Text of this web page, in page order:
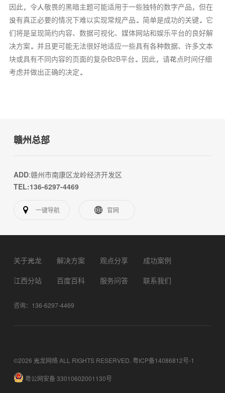
因此，令人敬畏的黑暗主题可能适用于一些独特的数字产品，但在
没有真正必要的情况下难以实现常规产品。简单是成功的关键。它
们将是呈现简约内容、数据可视化、媒体网站和娱乐平台的良好解
决方案。并且更可能无法很好地适应一些具有各种数据、许多文本
块或具有不同内容的页面的复杂B2B平台。因此，请花点时间仔细
考虑并做出正确的决定。
赣州总部
ADD:赣州市南康区龙岭经济开发区
TEL:136-6297-4469
一键导航 官网
关于光龙 解决方案 观点分享
成功案例
江西分站
百度百科 服务问答 联系我们
咨询：136-6297-4469
©2026 光龙网络 ALL RIGHTS RESERVED. 粤ICP备14086812号-1
粤公网安备 33010602001130号